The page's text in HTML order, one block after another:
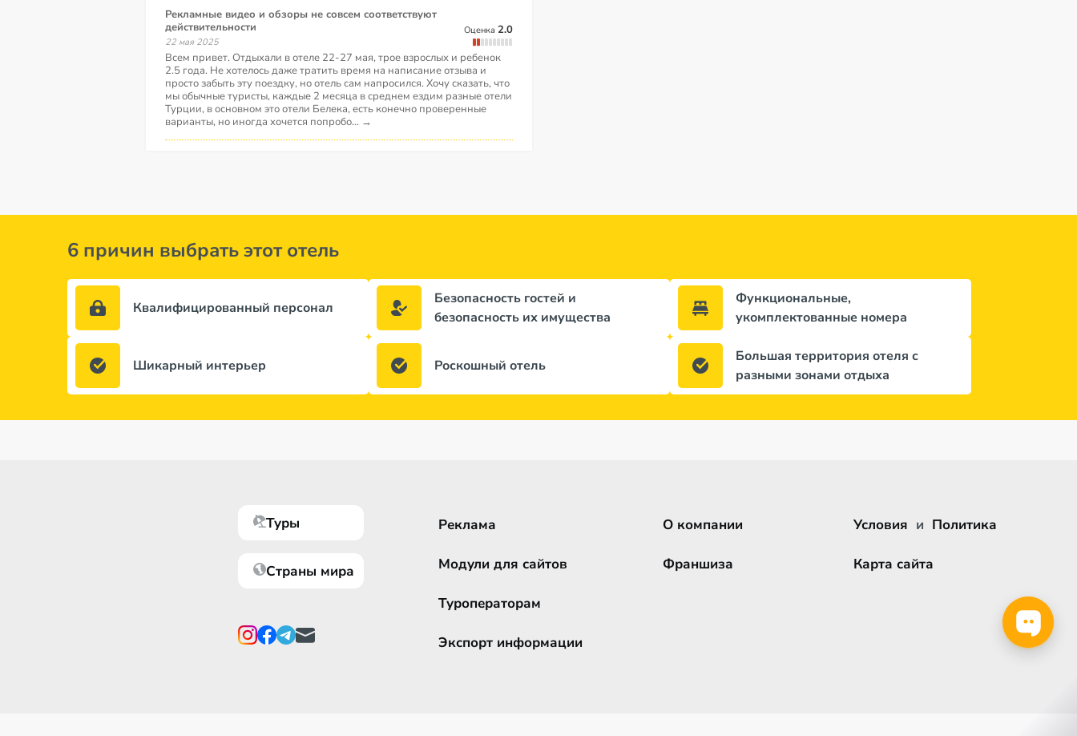
Рекламные видео и обзоры не совсем соответствуют
действительности
22 мая 2025
Оценка
2.0
Всем привет. Отдыхали в отеле 22-27 мая, трое взрослых и ребенок
2.5 года. Не хотелось даже тратить время на написание отзыва и
просто забыть эту поездку, но отель сам напросился. Хочу сказать, что
мы обычные туристы, каждые 2 месяца в среднем ездим разные отели
Турции, в основном это отели Белека, есть конечно проверенные
варианты, но иногда хочется попробо... →
6 причин выбрать этот отель
Квалифицированный персонал
Безопасность гостей и
безопасность их имущества
Функциональные,
укомплектованные номера
Шикарный интерьер Роскошный отель
Большая территория отеля с
разными зонами отдыха
Туры
Страны мира
Реклама
Модули для сайтов
Туроператорам
Экспорт информации
О компании
Франшиза
Условия и Политика
Карта сайта